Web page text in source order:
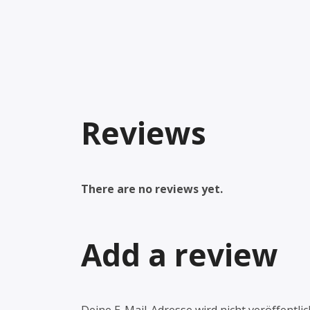
Reviews
There are no reviews yet.
Add a review